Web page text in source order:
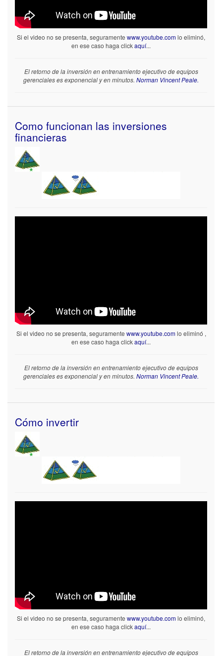
Si el video no se presenta, seguramente www.youtube.comlo eliminó,
en ese caso haga clickaquí...
El retorno de la inversión en entrenamiento ejecutivo de equipos
gerenciales es exponencial y en minutos. Norman Vincent Peale.
Como funcionan las inversiones
financieras
Si el video no se presenta, seguramente www.youtube.comlo eliminó ,
en ese caso haga clickaquí...
El retorno de la inversión en entrenamiento ejecutivo de equipos
gerenciales es exponencial y en minutos. Norman Vincent Peale.
Cómo invertir
Si el video no se presenta, seguramente www.youtube.comlo eliminó,
en ese caso haga clickaquí...
El retorno de la inversión en entrenamiento ejecutivo de equipos